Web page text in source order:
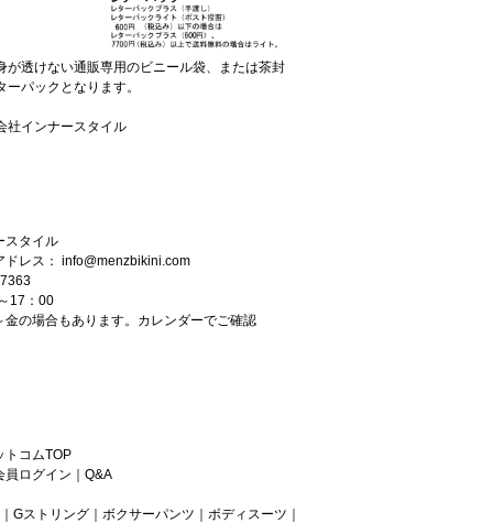
が透けない通販専用のビニール袋、または茶封
ーパックとなります。
社インナースタイル
ーサポート
スタイル
レス： info@menzbikini.com
17：00
の場合もあります。カレンダーでご確認
トコムTOP
員ログイン
Q&A
Gストリング｜ ボクサーパンツ ボディスーツ